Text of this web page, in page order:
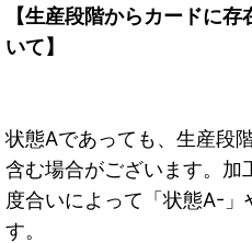
【生産段階からカードに
いて】
状態Aであっても、生産段
含む場合がございます。加
度合いによって「状態A-」
す。